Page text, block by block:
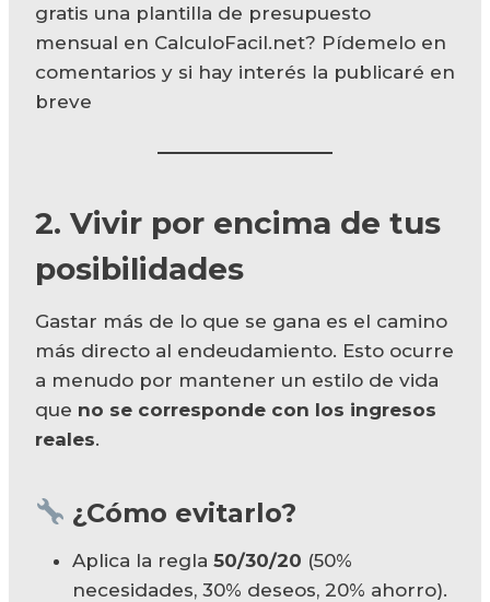
gratis una plantilla de presupuesto
mensual en CalculoFacil.net? Pídemelo en
comentarios y si hay interés la publicaré en
breve
2. Vivir por encima de tus
posibilidades
Gastar más de lo que se gana es el camino
más directo al endeudamiento. Esto ocurre
a menudo por mantener un estilo de vida
que no se corresponde con los ingresos
reales.
¿Cómo evitarlo?
Aplica la regla 50/30/20 (50%
necesidades, 30% deseos, 20% ahorro).